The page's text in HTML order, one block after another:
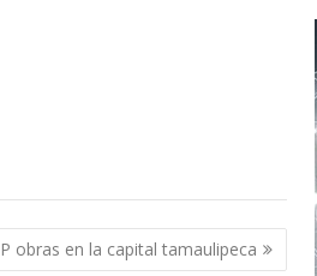
obras en la capital tamaulipeca